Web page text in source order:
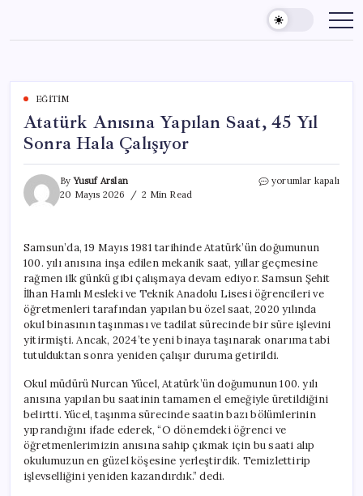
content
EĞITIM
Atatürk Anısına Yapılan Saat, 45 Yıl
Sonra Hala Çalışıyor
ByYusuf Arslan
20 Mayıs 2026
2 Min Read
Atatürk
Yıl
Sonra
Hala
Çalışıyor
için
yorumlar kapalı
Samsun’da, 19 Mayıs 1981 tarihinde Atatürk’ün doğumunun
100. yılı anısına inşa edilen mekanik saat, yıllar geçmesine
rağmen ilk günkü gibi çalışmaya devam ediyor. Samsun Şehit
İlhan Hamlı Mesleki ve Teknik Anadolu Lisesi öğrencileri ve
öğretmenleri tarafından yapılan bu özel saat, 2020 yılında
okul binasının taşınması ve tadilat sürecinde bir süre işlevini
yitirmişti. Ancak, 2024’te yeni binaya taşınarak onarıma tabi
tutulduktan sonra yeniden çalışır duruma getirildi.
Okul müdürü Nurcan Yücel, Atatürk’ün doğumunun 100. yılı
anısına yapılan bu saatinin tamamen el emeğiyle üretildiğini
belirtti. Yücel, taşınma sürecinde saatin bazı bölümlerinin
yıprandığını ifade ederek, “O dönemdeki öğrenci ve
öğretmenlerimizin anısına sahip çıkmak için bu saati alıp
okulumuzun en güzel köşesine yerleştirdik. Temizlettirip
işlevselliğini yeniden kazandırdık.” dedi.